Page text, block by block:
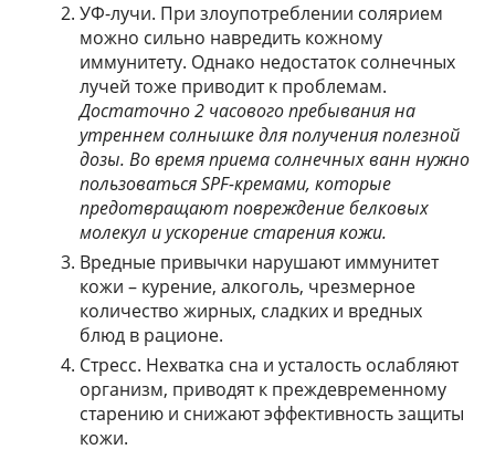
УФ-лучи. При злоупотреблении солярием
можно сильно навредить кожному
иммунитету. Однако недостаток солнечных
лучей тоже приводит к проблемам.
Достаточно 2 часового пребывания на
утреннем солнышке для получения полезной
дозы. Во время приема солнечных ванн нужно
пользоваться SPF-кремами, которые
предотвращают повреждение белковых
молекул и ускорение старения кожи.
Вредные привычки нарушают иммунитет
кожи – курение, алкоголь, чрезмерное
количество жирных, сладких и вредных
блюд в рационе.
Стресс. Нехватка сна и усталость ослабляют
организм, приводят к преждевременному
старению и снижают эффективность защиты
кожи.